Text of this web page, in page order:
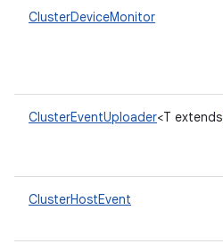
ClusterDeviceMonitor
ClusterEventUploader<T extends
ClusterHostEvent